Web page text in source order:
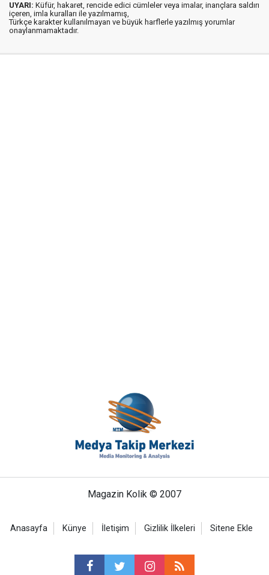
UYARI: Küfür, hakaret, rencide edici cümleler veya imalar, inançlara saldırı
içeren, imla kuralları ile yazılmamış,
Türkçe karakter kullanılmayan ve büyük harflerle yazılmış yorumlar
onaylanmamaktadır.
Magazin Kolik © 2007
Anasayfa Künye İletişim Gizlilik İlkeleri Sitene Ekle